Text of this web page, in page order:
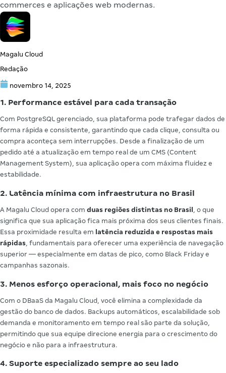
commerces e aplicações web modernas.
Magalu Cloud
Redação
novembro 14, 2025
1. Performance estável para cada transação
Com PostgreSQL gerenciado, sua plataforma pode trafegar dados de
forma rápida e consistente, garantindo que cada clique, consulta ou
compra aconteça sem interrupções. Desde a finalização de um
pedido até a atualização em tempo real de um CMS (Content
Management System), sua aplicação opera com máxima fluidez e
estabilidade.
2. Latência mínima com infraestrutura no Brasil
A Magalu Cloud opera com duas regiões distintas no Brasil , o que
significa que sua aplicação fica mais próxima dos seus clientes finais.
Essa proximidade resulta em latência reduzida e respostas mais
rápidas , fundamentais para oferecer uma experiência de navegação
superior — especialmente em datas de pico, como Black Friday e
campanhas sazonais.
3. Menos esforço operacional, mais foco no negócio
Com o DBaaS da Magalu Cloud, você elimina a complexidade da
gestão do banco de dados. Backups automáticos, escalabilidade sob
demanda e monitoramento em tempo real são parte da solução,
permitindo que sua equipe direcione energia para o crescimento do
negócio e não para a infraestrutura.
4. Suporte especializado sempre ao seu lado